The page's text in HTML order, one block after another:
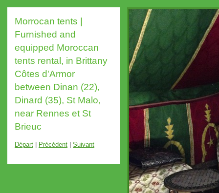
Morrocan tents |
Furnished and
equipped Moroccan
tents rental, in Brittany
Côtes d'Armor
between Dinan (22),
Dinard (35), St Malo,
near Rennes et St
Brieuc
Départ Précédent Suivant